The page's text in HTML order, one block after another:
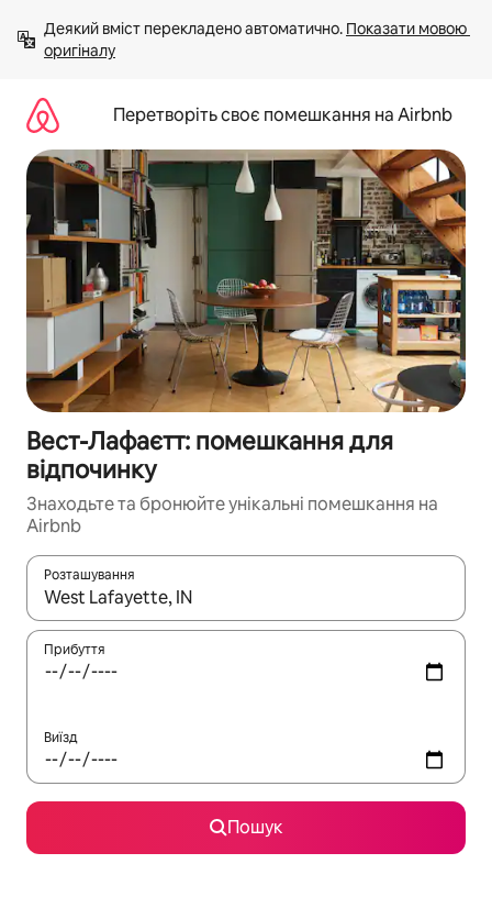
вмісту
Деякий вміст перекладено автоматично. Показати мовою
оригіналу
Перетворіть своє помешкання на Airbnb
Вест-Лафаєтт: помешкання для
відпочинку
Знаходьте та бронюйте унікальні помешкання на
Airbnb
Розташування
Отримавши результати пошуку, використовуйте для
Прибуття
Виїзд
Пошук